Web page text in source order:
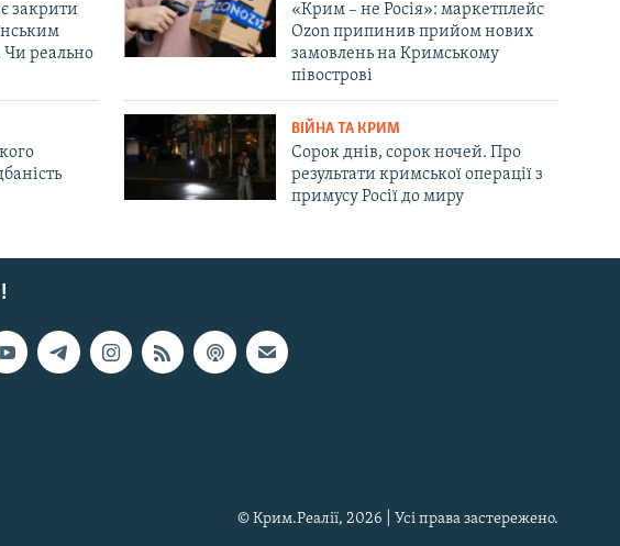
закрити
Чи реально
«Крим – не Росія»: маркетплейс
Ozon припинив прийом нових
замовлень на Кримському
півострові
ВІЙНА ТА КРИМ
Сорок днів, сорок ночей. Про
результати кримської операції з
примусу Росії до миру
© Крим.Реалії, 2026 | Усі права застережено.